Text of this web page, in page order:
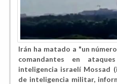
Irán ha matado a "un
comandantes en
inteligencia israelí Mossad
de inteligencia militar,